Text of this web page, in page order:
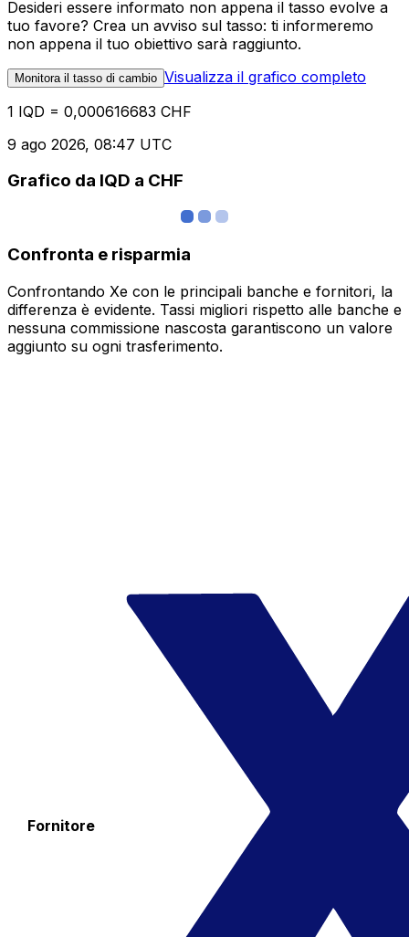
Desideri essere informato non appena il tasso evolve a
tuo favore? Crea un avviso sul tasso: ti informeremo
non appena il tuo obiettivo sarà raggiunto.
Monitora il tasso di cambio Visualizza il grafico completo
1 IQD = 0,000616683 CHF
9 ago 2026, 08:47 UTC
Grafico da IQD a CHF
Confronta e risparmia
Confrontando Xe con le principali banche e fornitori, la
differenza è evidente. Tassi migliori rispetto alle banche e
nessuna commissione nascosta garantiscono un valore
aggiunto su ogni trasferimento.
Fornitore